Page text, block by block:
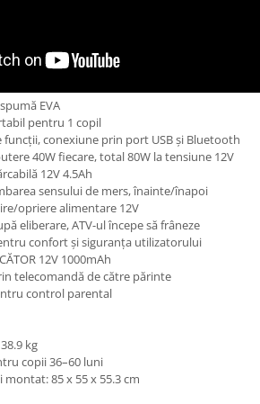
EVA
pentru 1 copil
conexiune prin port USB și Bluetooth
40W fiecare, total 80W la tensiune 12V
12V 4.5Ah
sensului de mers, înainte/înapoi
opriere alimentare 12V
eliberare, ATV-ul începe să frâneze
confort și siguranța utilizatorului
12V 1000mAh
telecomandă de către părinte
control parental
kg
copii 36–60 luni
85 x 55 x 55.3 cm